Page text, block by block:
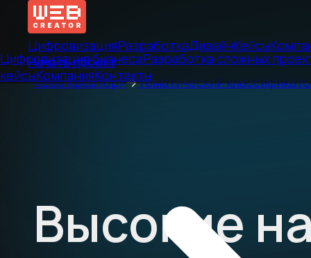
ЦифровизацияРазработкаДизайнКейсы
Начать проект
Цифровизация бизнесаРазработка сложных
кейсыКомпанияКонтакты
«Веб Креатор»→Тематический
Высокие